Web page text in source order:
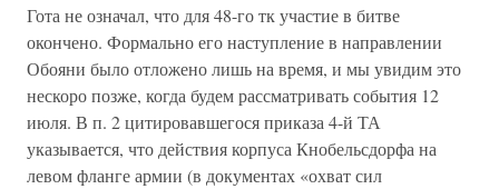
Гота не означал, что для 48-го тк участие в битве
окончено. Формально его наступление в направлении
Обояни было отложено лишь на время, и мы увидим это
нескоро позже, когда будем рассматривать события 12
июля. В п. 2 цитировавшегося приказа 4-й ТА
указывается, что действия корпуса Кнобельсдорфа на
левом фланге армии (в документах «охват сил